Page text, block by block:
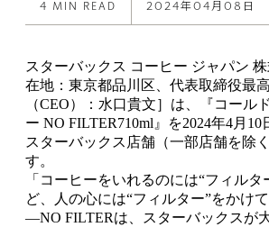
4 MIN READ 2024年04月08日
スターバックス コーヒー ジャパン
在地：東京都品川区、代表取締役最
（CEO）：水口貴文］は、『コール
ー NO FILTER710ml』を2024年4月
スターバックス店舗（一部店舗を除
す。
「コーヒーをいれるのには“フィル
ど、人の心には“フィルター”をかけて
―NO FILTERは、スターバックスが